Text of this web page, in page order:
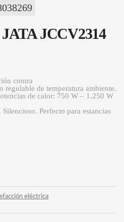
JCCV2314
contra
regulable de temperatura ambiente.
de calor: 750 W – 1.250 W
Perfecto para estancias
eléctrica